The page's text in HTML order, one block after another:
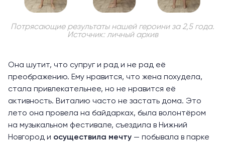
Потрясающие результаты нашей героини за 2,5 года.
Источник: личный архив
Она шутит, что супруг и рад и не рад её
преображению. Ему нравится, что жена похудела,
стала привлекательнее, но не нравится её
активность. Виталию часто не застать дома. Это
лето она провела на байдарках, была волонтёром
на музыкальном фестивале, съездила в Нижний
Новгород и осуществила мечту — побывала в парке